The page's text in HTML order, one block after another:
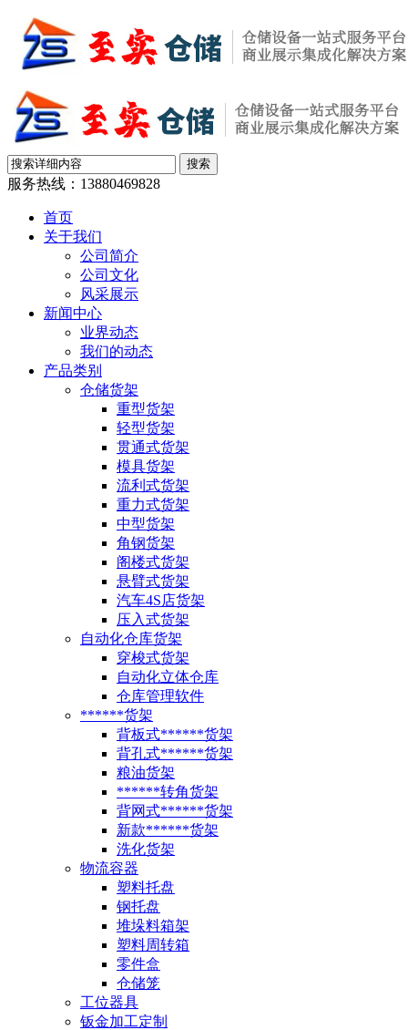
服务热线： 13880469828
首页
关于我们
公司简介
公司文化
风采展示
新闻中心
业界动态
我们的动态
产品类别
仓储货架
重型货架
轻型货架
贯通式货架
模具货架
流利式货架
重力式货架
中型货架
角钢货架
阁楼式货架
悬臂式货架
汽车4S店货架
压入式货架
自动化仓库货架
穿梭式货架
自动化立体仓库
仓库管理软件
******货架
背板式******货架
背孔式******货架
粮油货架
******转角货架
背网式******货架
新款******货架
洗化货架
物流容器
塑料托盘
钢托盘
堆垛料箱架
塑料周转箱
零件盒
仓储笼
工位器具
钣金加工定制